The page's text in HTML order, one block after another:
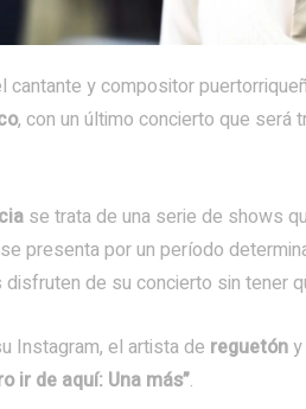
cantante y compositor
, con un último concierto que
se trata de una serie de shows
presenta por un período
de su concierto sin tener
Instagram, el artista de reguetóny
ir de aquí: Una más”.